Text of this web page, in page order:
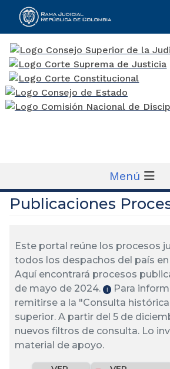
Rama Judicial
Menú
Publicaciones
Este portal reúne los procesos
todos los despachos del país
Aquí encontrará procesos
de mayo de 2024.
ℹ️
Para
remitirse a la "Consulta
superior. A partir del 5 de
nuevos filtros de consulta. Lo
material de apoyo.